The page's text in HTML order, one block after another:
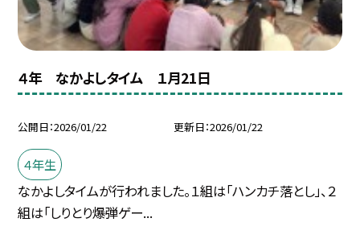
４年 なかよしタイム １月21日
公開日 2026/01/22 更新日 2026/01/22
４年生
なかよしタイムが行われました。１組は「ハンカチ落とし」、２
組は「しりとり爆弾ゲー...